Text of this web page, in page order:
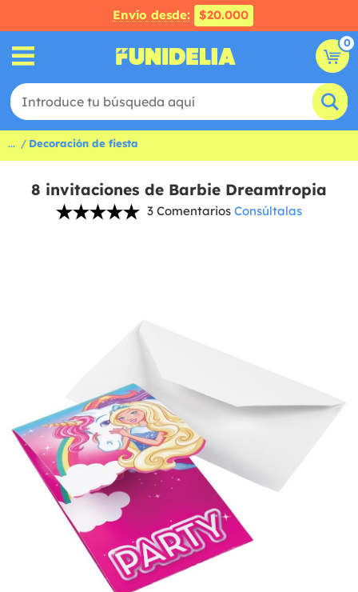
Envío desde: $20.000
0
... Decoración de fiesta
8 invitaciones de Barbie Dreamtropia
3 Comentarios Consúltalas